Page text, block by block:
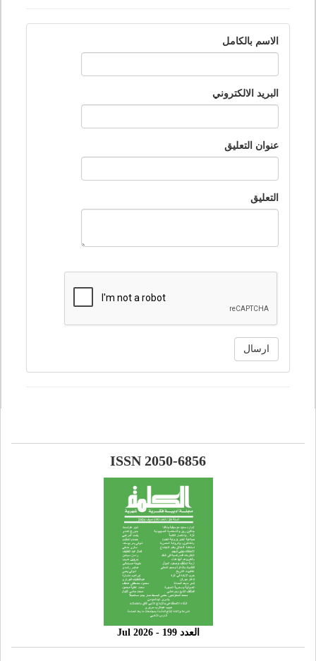
الاسم بالكامل
البريد الالكتروني
عنوان التعليق
التعليق
ارسال
ISSN 2050-6856
العدد 199 - 2026 Jul